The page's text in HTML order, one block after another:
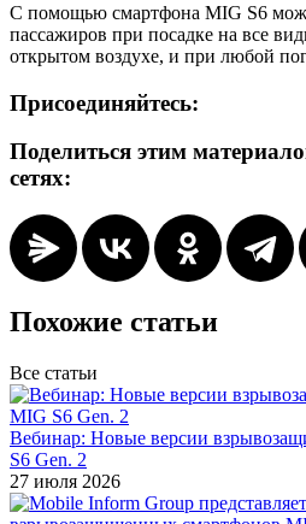
С помощью смартфона MIG S6
пассажиров при посадке на все
открытом воздухе, и при любой
Присоединяйтесь:
Поделиться этим
сетях:
Похожие статьи
Все статьи
Вебинар: Новые версии
S6 Gen. 2
27 июля 2026